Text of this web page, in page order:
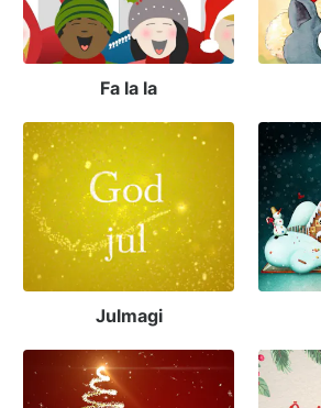
Fa la la
Julmagi